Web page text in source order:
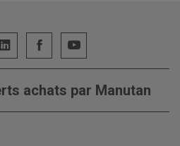
achats par Manutan